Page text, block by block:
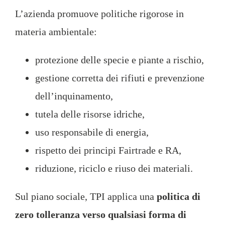
L’azienda promuove politiche rigorose in
materia ambientale:
protezione delle specie e piante a rischio,
gestione corretta dei rifiuti e prevenzione
dell’inquinamento,
tutela delle risorse idriche,
uso responsabile di energia,
rispetto dei principi Fairtrade e RA,
riduzione, riciclo e riuso dei materiali.
Sul piano sociale, TPI applica una politica di
zero tolleranza verso qualsiasi forma di